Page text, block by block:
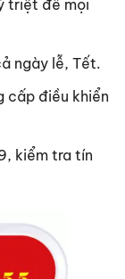
triệt để mọi
ngày lễ, Tết.
cấp điều khiển
kiểm tra tín